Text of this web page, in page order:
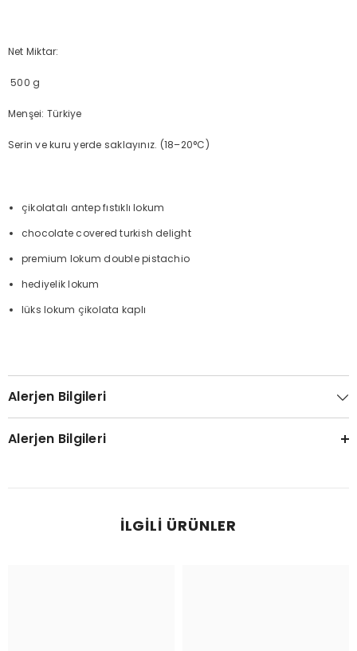
Net Miktar:
500 g
Menşei: Türkiye
Serin ve kuru yerde saklayınız. (18–20°C)
çikolatalı antep fıstıklı lokum
chocolate covered turkish delight
premium lokum double pistachio
hediyelik lokum
lüks lokum çikolata kaplı
Alerjen Bilgileri
Alerjen Bilgileri
İLGILI ÜRÜNLER